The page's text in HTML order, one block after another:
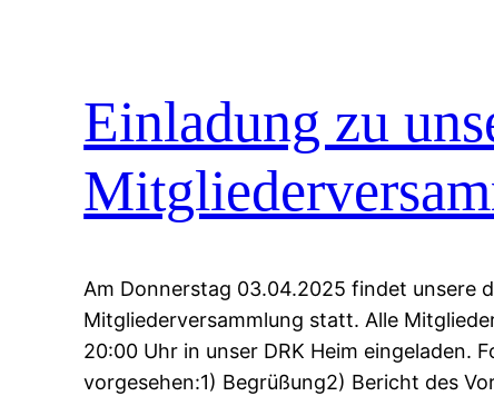
Einladung zu
Am Donnerstag 03.04.2025 findet unsere
Mitgliederversammlung statt. Alle
20:00 Uhr in unser DRK Heim eingeladen.
vorgesehen:1) Begrüßung2) Bericht des